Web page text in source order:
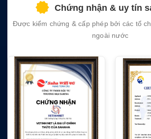
Chứng nhận & uy tín
Được kiểm chứng & cấp phép bởi các tổ
ngoài nước